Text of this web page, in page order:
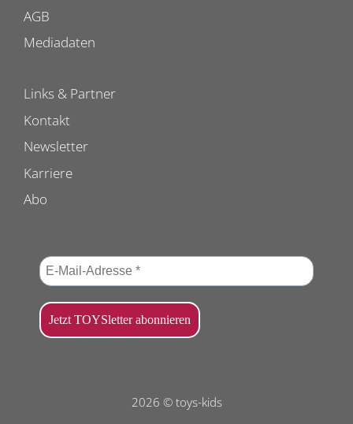
AGB
Mediadaten
Links & Partner
Kontakt
Newsletter
Karriere
Abo
2026 © toys-kids